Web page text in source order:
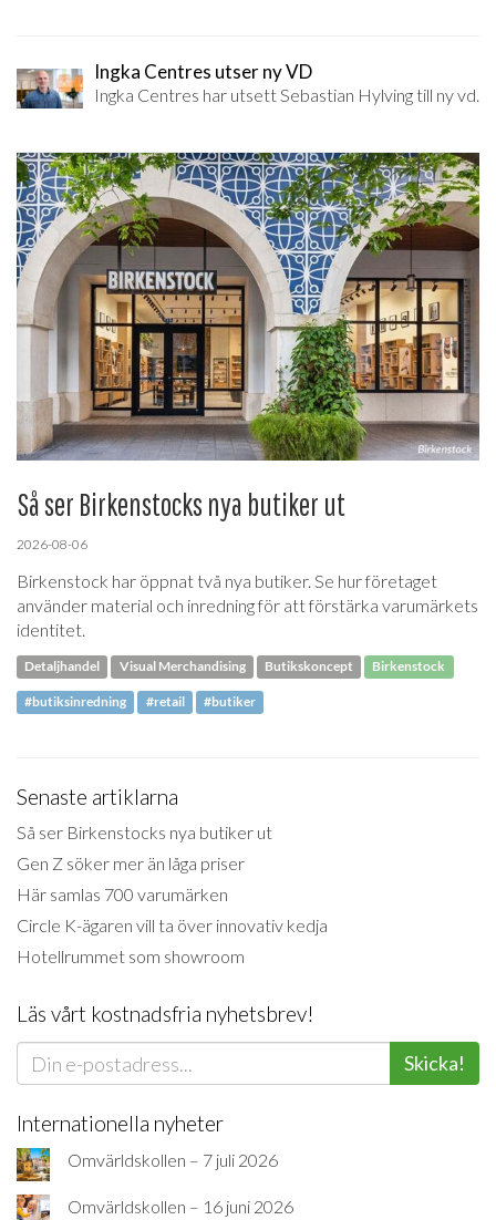
Ingka Centres utser ny VD
Ingka Centres har utsett Sebastian Hylving till ny vd.
Så ser Birkenstocks nya butiker ut
2026-08-06
Birkenstock har öppnat två nya butiker. Se hur företaget
använder material och inredning för att förstärka varumärkets
identitet.
Detaljhandel Visual Merchandising Butikskoncept Birkenstock
#butiksinredning #retail #butiker
Senaste artiklarna
Så ser Birkenstocks nya butiker ut
Gen Z söker mer än låga priser
Här samlas 700 varumärken
Circle K-ägaren vill ta över innovativ kedja
Hotellrummet som showroom
Läs vårt kostnadsfria nyhetsbrev!
Skicka!
Internationella nyheter
Omvärldskollen – 7 juli 2026
Omvärldskollen – 16 juni 2026